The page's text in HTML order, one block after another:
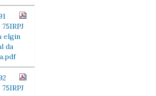
elgin
da